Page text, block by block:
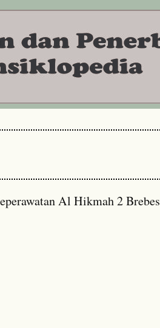
Al Hikmah 2 Brebes